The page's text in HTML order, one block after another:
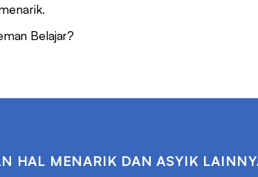
Belajar?
HAL MENARIK DAN ASYIK